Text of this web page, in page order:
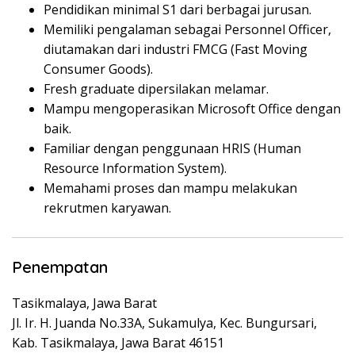
Pendidikan minimal S1 dari berbagai jurusan.
Memiliki pengalaman sebagai Personnel Officer,
diutamakan dari industri FMCG (Fast Moving
Consumer Goods).
Fresh graduate dipersilakan melamar.
Mampu mengoperasikan Microsoft Office dengan
baik.
Familiar dengan penggunaan HRIS (Human
Resource Information System).
Memahami proses dan mampu melakukan
rekrutmen karyawan.
Penempatan
Tasikmalaya, Jawa Barat
Jl. Ir. H. Juanda No.33A, Sukamulya, Kec. Bungursari,
Kab. Tasikmalaya, Jawa Barat 46151